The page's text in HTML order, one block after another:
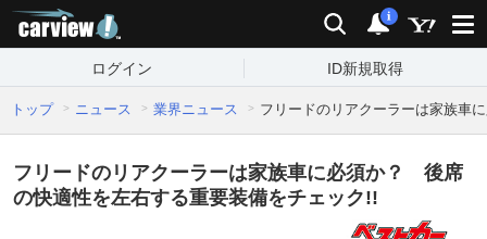
検索 通知
i
ログイン ID新規取得
トップ ニュース 業界ニュース フリードのリアクーラーは家族車
フリードのリアクーラーは家族車に必須か？ 後席
の快適性を左右する重要装備をチェック!!